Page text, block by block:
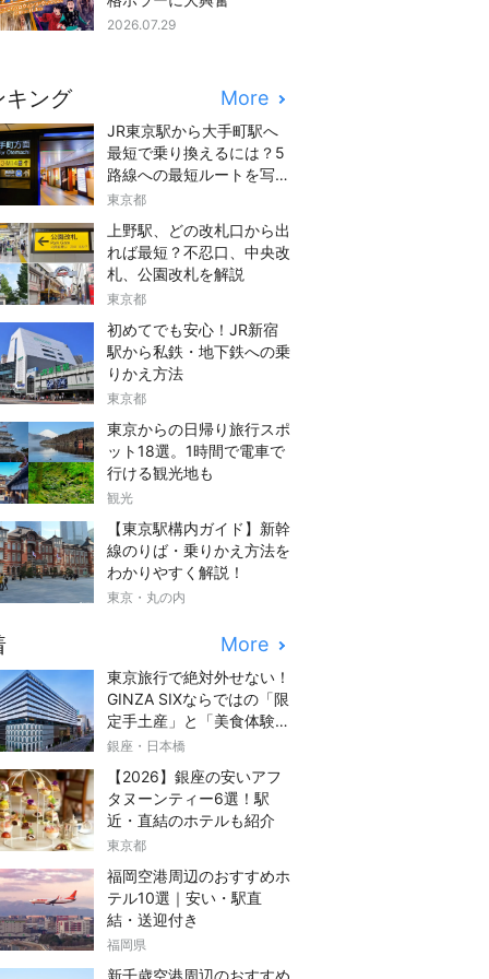
2026.07.29
キング More
JR東京駅から大手町駅へ
最短で乗り換えるには？5
路線への最短ルートを写真
つきでご紹介
東京都
上野駅、どの改札口から出
れば最短？不忍口、中央改
札、公園改札を解説
東京都
初めてでも安心！JR新宿
駅から私鉄・地下鉄への乗
りかえ方法
東京都
東京からの日帰り旅行スポ
ット18選。1時間で電車で
行ける観光地も
観光
【東京駅構内ガイド】新幹
線のりば・乗りかえ方法を
わかりやすく解説！
東京・丸の内
More
東京旅行で絶対外せない！
GINZA SIXならではの「限
定手土産」と「美食体験」
完全ガイド
銀座・日本橋
【2026】銀座の安いアフ
タヌーンティー6選！駅
近・直結のホテルも紹介
東京都
福岡空港周辺のおすすめホ
テル10選｜安い・駅直
結・送迎付き
福岡県
新千歳空港周辺のおすすめ